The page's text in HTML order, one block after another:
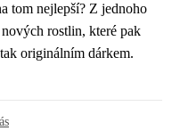
tom nejlepší? Z jednoho
rostlin, které pak
originálním dárkem.